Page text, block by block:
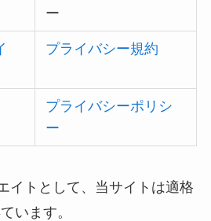
ー
プライバシー規約
プライバシーポリシ
ー
イトとして、当サイトは適格
います。